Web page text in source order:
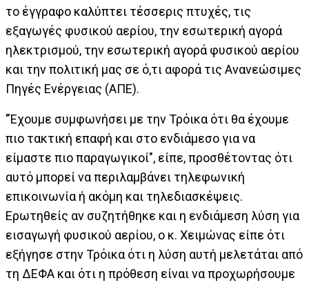
το έγγραφο καλύπτει τέσσερις πτυχές, τις
εξαγωγές φυσικού αερίου, την εσωτερική αγορά
ηλεκτρισμού, την εσωτερική αγορά φυσικού αερίου
και την πολιτική μας σε ό,τι αφορά τις Ανανεώσιμες
Πηγές Ενέργειας (ΑΠΕ).
"Έχουμε συμφωνήσει με την Τρόικα ότι θα έχουμε
πιο τακτική επαφή και στο ενδιάμεσο για να
είμαστε πιο παραγωγικοί", είπε, προσθέτοντας ότι
αυτό μπορεί να περιλαμβάνει τηλεφωνική
επικοινωνία ή ακόμη και τηλεδιασκέψεις.
Ερωτηθείς αν συζητήθηκε και η ενδιάμεση λύση για
εισαγωγή φυσικού αερίου, ο κ. Χειμώνας είπε ότι
εξήγησε στην Τρόικα ότι η λύση αυτή μελετάται από
τη ΔΕΦΑ και ότι η πρόθεση είναι να προχωρήσουμε